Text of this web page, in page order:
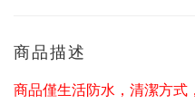
商品描述
商品僅生活防水，清潔方